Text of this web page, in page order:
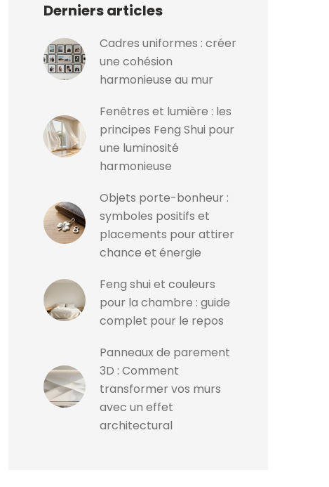
Derniers articles
Cadres uniformes : créer
une cohésion
harmonieuse au mur
Fenêtres et lumière : les
principes Feng Shui pour
une luminosité
harmonieuse
Objets porte-bonheur :
symboles positifs et
placements pour attirer
chance et énergie
Feng shui et couleurs
pour la chambre : guide
complet pour le repos
Panneaux de parement
3D : Comment
transformer vos murs
avec un effet
architectural